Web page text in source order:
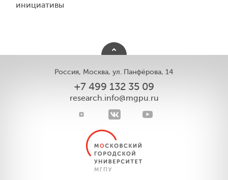
инициативы
Россия, Москва, ул. Панфёрова, 14
+7 499 132 35 09
research.info@mgpu.ru